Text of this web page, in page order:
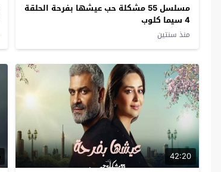
مسلسل 55 مشكلة حب عيشها بفرحة الحلقة
4 سيما كلوب
منذ سنتين
42:20